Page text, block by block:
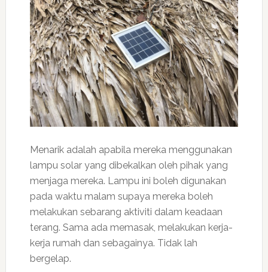
Menarik adalah apabila mereka menggunakan
lampu solar yang dibekalkan oleh pihak yang
menjaga mereka. Lampu ini boleh digunakan
pada waktu malam supaya mereka boleh
melakukan sebarang aktiviti dalam keadaan
terang. Sama ada memasak, melakukan kerja-
kerja rumah dan sebagainya. Tidak lah
bergelap.